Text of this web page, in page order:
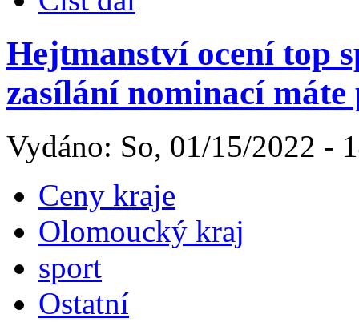
Hejtmanství ocení top
zasílání nominací máte
Vydáno: So, 01/15/2022 -
Ceny kraje
Olomoucký kraj
sport
Ostatní